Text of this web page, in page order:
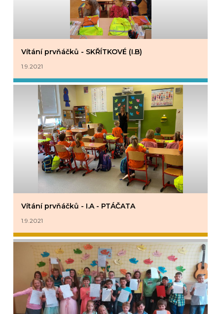
Vítání prvňáčků - SKŘÍTKOVÉ (I.B)
1.9.2021
Vítání prvňáčků - I.A - PTÁČATA
1.9.2021